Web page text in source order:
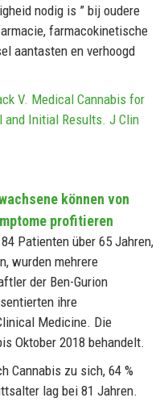
nodig is ” bij oudere
farmacokinetische
aantasten en verhoogd
V. Medical Cannabis for
and Initial Results. J Clin
können von
profitieren
Patienten über 65 Jahren,
wurden mehrere
der Ben-Gurion
ihre
Medicine. Die
Oktober 2018 behandelt.
Cannabis zu sich, 64 %
lag bei 81 Jahren.